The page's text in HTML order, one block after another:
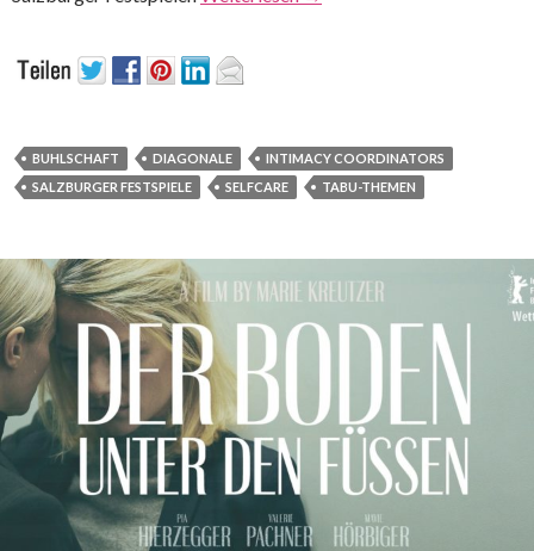
BUHLSCHAFT DIAGONALE
INTIMACY COORDINATORS
SALZBURGER FESTSPIELE
SELFCARE TABU-THEMEN